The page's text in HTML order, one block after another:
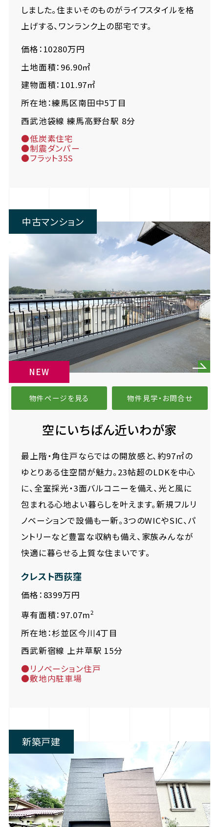
しました。住まいそのものがライフスタイルを格
上げする、ワンランク上の邸宅です。
価格：10280万円
土地面積：96.90㎡
建物面積：101.97㎡
所在地：練馬区南田中5丁目
西武池袋線 練馬高野台駅 8分
●低炭素住宅
●制震ダンパー
●フラット35S
中古マンション
NEW
物件ページを見る 物件見学・お問合せ
空にいちばん近いわが家
最上階・角住戸ならではの開放感と、約97㎡の
ゆとりある住空間が魅力。23帖超のLDKを中心
に、全室採光・3面バルコニーを備え、光と風に
包まれる心地よい暮らしを叶えます。新規フルリ
ノベーションで設備も一新。3つのWICやSIC、パ
ントリーなど豊富な収納も備え、家族みんなが
快適に暮らせる上質な住まいです。
クレスト西荻窪
価格：8399万円
専有面積：97.07m2
所在地：杉並区今川4丁目
西武新宿線 上井草駅 15分
●リノベーション住戸
●敷地内駐車場
新築戸建